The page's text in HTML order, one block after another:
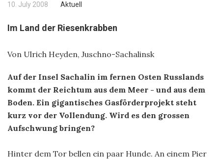
10. July 2008 Aktuell
Im Land der Riesenkrabben
Von Ulrich Heyden, Juschno-Sachalinsk
Auf der Insel Sachalin im fernen Osten Russlands
kommt der Reichtum aus dem Meer - und aus dem
Boden. Ein gigantisches Gasförderprojekt steht
kurz vor der Vollendung. Wird es den grossen
Aufschwung bringen?
Hinter dem Tor bellen ein paar Hunde. An einem Pier